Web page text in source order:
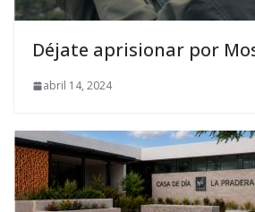
Déjate aprisionar por
abril 14, 2024